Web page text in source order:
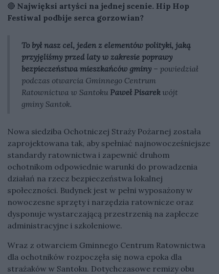
🔴 Najwięksi artyści na jednej scenie. Hip Hop
Festiwal podbije serca gorzowian?
To był nasz cel, jeden z elementów polityki, jaką
przyjęliśmy przed laty w zakresie poprawy
bezpieczeństwa mieszkańców gminy – powiedział
podczas otwarcia Gminnego Centrum
Ratownictwa w Santoku Paweł Pisarekwójt
gminy Santok.
Nowa siedziba Ochotniczej Straży Pożarnej została
zaprojektowana tak, aby spełniać najnowocześniejsze
standardy ratownictwa i zapewnić druhom
ochotnikom odpowiednie warunki do prowadzenia
działań na rzecz bezpieczeństwa lokalnej
społeczności. Budynek jest w pełni wyposażony w
nowoczesne sprzęty i narzędzia ratownicze oraz
dysponuje wystarczającą przestrzenią na zaplecze
administracyjne i szkoleniowe.
Wraz z otwarciem Gminnego Centrum Ratownictwa
dla ochotników rozpoczęła się nowa epoka dla
strażaków w Santoku. Dotychczasowe remizy obu